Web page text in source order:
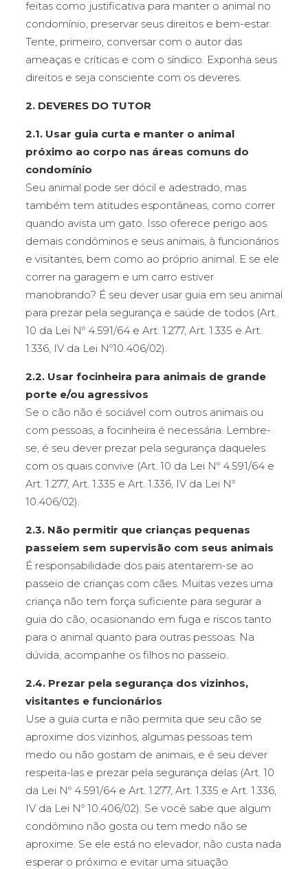
feitas como justificativa para manter o animal no
condomínio, preservar seus direitos e bem-estar.
Tente, primeiro, conversar com o autor das
ameaças e críticas e com o síndico. Exponha seus
direitos e seja consciente com os deveres.
2. DEVERES DO TUTOR
2.1. Usar guia curta e manter o animal
próximo ao corpo nas áreas comuns do
condomínio
Seu animal pode ser dócil e adestrado, mas
também tem atitudes espontâneas, como correr
quando avista um gato. Isso oferece perigo aos
demais condôminos e seus animais, à funcionários
e visitantes, bem como ao próprio animal. E se ele
correr na garagem e um carro estiver
manobrando? É seu dever usar guia em seu animal
para prezar pela segurança e saúde de todos (Art.
10 da Lei Nº 4.591/64 e Art. 1.277, Art. 1.335 e Art.
1.336, IV da Lei Nº10.406/02).
2.2. Usar focinheira para animais de grande
porte e/ou agressivos
Se o cão não é sociável com outros animais ou
com pessoas, a focinheira é necessária. Lembre-
se, é seu dever prezar pela segurança daqueles
com os quais convive (Art. 10 da Lei Nº 4.591/64 e
Art. 1.277, Art. 1.335 e Art. 1.336, IV da Lei Nº
10.406/02).
2.3. Não permitir que crianças pequenas
passeiem sem supervisão com seus animais
É responsabilidade dos pais atentarem-se ao
passeio de crianças com cães. Muitas vezes uma
criança não tem força suficiente para segurar a
guia do cão, ocasionando em fuga e riscos tanto
para o animal quanto para outras pessoas. Na
dúvida, acompanhe os filhos no passeio.
2.4. Prezar pela segurança dos vizinhos,
visitantes e funcionários
Use a guia curta e não permita que seu cão se
aproxime dos vizinhos, algumas pessoas tem
medo ou não gostam de animais, e é seu dever
respeita-las e prezar pela segurança delas (Art. 10
da Lei Nº 4.591/64 e Art. 1.277, Art. 1.335 e Art. 1.336,
IV da Lei Nº 10.406/02). Se você sabe que algum
condômino não gosta ou tem medo não se
aproxime. Se ele está no elevador, não custa nada
esperar o próximo e evitar uma situação